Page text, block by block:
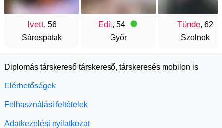
Ivett, 56
Sárospatak
Edit, 54
Győr
Tünde, 62
Szolnok
Diplomás társkereső társkereső, társkeresés mobilon is
Elérhetőségek
Felhasználási feltételek
Adatkezelési nyilatkozat